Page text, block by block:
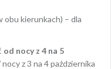
obu kierunkach) – dla
od nocy z 4 na 5
z 3 na 4 października